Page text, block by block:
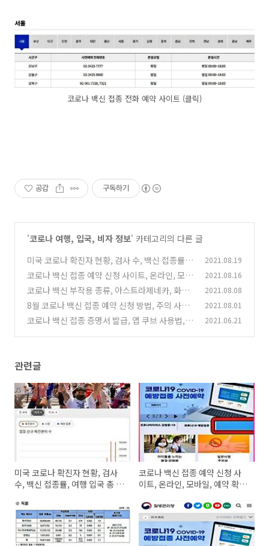
코로나 백신 접종 전화 예약 사이트 (클릭)
공감 구독하기
'코로나 여행, 입국, 비자 정보' 카테고리의 다른 글
미국 코로나 확진자 현황, 검사 수, 백신 접종률,
여행 입국 총 정리
(0)
2021.08.19
코로나 백신 접종 예약 신청 사이트, 온라인, 모바
일, 예약 확인 정보 정리
(0)
2021.08.16
코로나 백신 부작용 종류, 아스트라제네카, 화이
자, 얀센, 모더나 최근 통계 자료 정리
(0)
2021.08.08
8월 코로나 백신 접종 예약 신청 방법, 주의 사항,
모바일 앱 신청 가능
(0)
2021.08.01
코로나 백신 접종 증명서 발급, 앱 쿠브 사용법,
2021.06.21
관련글
미국 코로나 확진자 현황, 검사
수, 백신 접종률, 여행 입국 총 정
코로나 백신 접종 예약 신청 사
이트, 온라인, 모바일, 예약 확인